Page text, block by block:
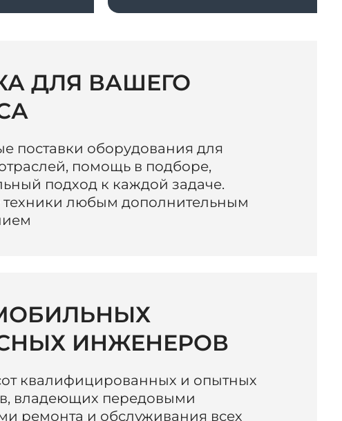
ДЛЯ ВАШЕГО
поставки оборудования для
помощь в подборе,
подход к каждой задаче.
любым дополнительным
ИНЖЕНЕРОВ
квалифицированных и опытных
владеющих передовыми
ремонта и обслуживания всех